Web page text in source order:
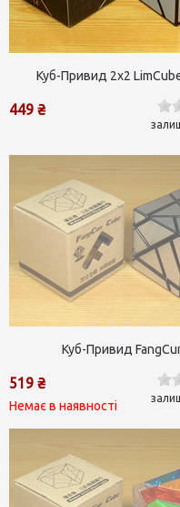
Куб-Привид 2х2
449 ₴
Куб-Привид
519 ₴
Немає в наявності